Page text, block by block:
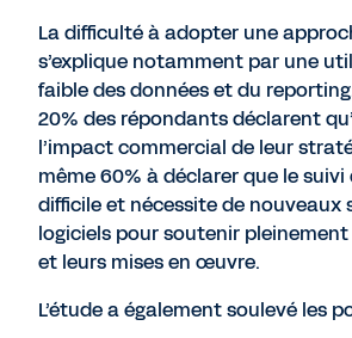
La difficulté à adopter une
s’explique notamment par une
faible des données et du
20% des répondants déclarent
l’impact commercial de leur
même 60% à déclarer que le
difficile et nécessite de nouveaux
logiciels pour soutenir
et leurs mises en œuvre.
L’étude a également soulevé les